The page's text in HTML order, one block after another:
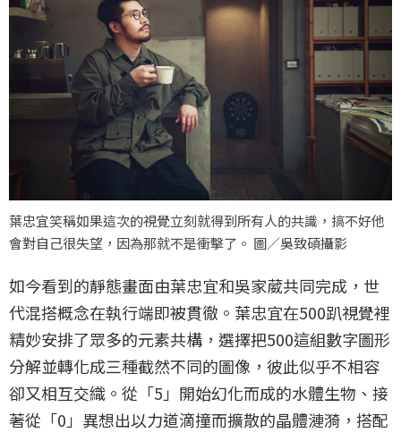
葉忠宜笑稱如果這次的視覺立刻就得到所有人的共識，搞不好他
會對自己很失望，因為那就不是衝擊了。 圖／吳致碩攝影
如今看到的靜態畫面由葉忠宜和吳家葳共同完成，世
代混搭概念在執行端即被貫徹。葉忠宜在500趴視覺裡
精妙安排了眾多的元素共構，選擇把500這組數字圖形
分解並轉化成三種截然不同的圖像，彼此似乎不相容
卻又相互交織。從「5」開始幻化而成的水體生物、接
著從「0」異想出以力道滴撞而擴散的晶體漣漪，搭配